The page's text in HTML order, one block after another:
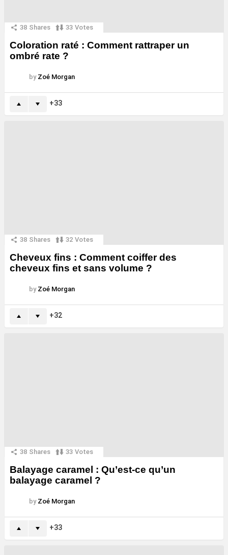
38 Shares 33 Votes
Coloration raté : Comment rattraper un
ombré rate ?
by Zoé Morgan
33
38 Shares 32 Votes
Cheveux fins : Comment coiffer des
cheveux fins et sans volume ?
by Zoé Morgan
32
38 Shares 33 Votes
Balayage caramel : Qu’est-ce qu’un
balayage caramel ?
by Zoé Morgan
33